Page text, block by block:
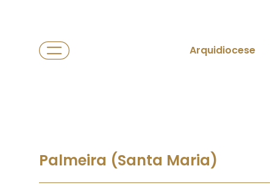
Arquidiocese
Palmeira (Santa Maria)